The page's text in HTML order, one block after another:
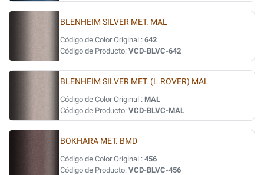
BLENHEIM SILVER MET. MAL
Código de Color Original : 642
Código de Producto: VCD-BLVC-642
BLENHEIM SILVER MET. (L.ROVER) MAL
Código de Color Original : MAL
Código de Producto: VCD-BLVC-MAL
BOKHARA MET. BMD
Código de Color Original : 456
Código de Producto: VCD-BLVC-456